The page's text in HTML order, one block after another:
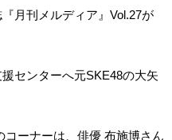
月刊メルディア』Vol.27が
センターへ元SKE48の大矢
コーナーは、俳優 布施博さん